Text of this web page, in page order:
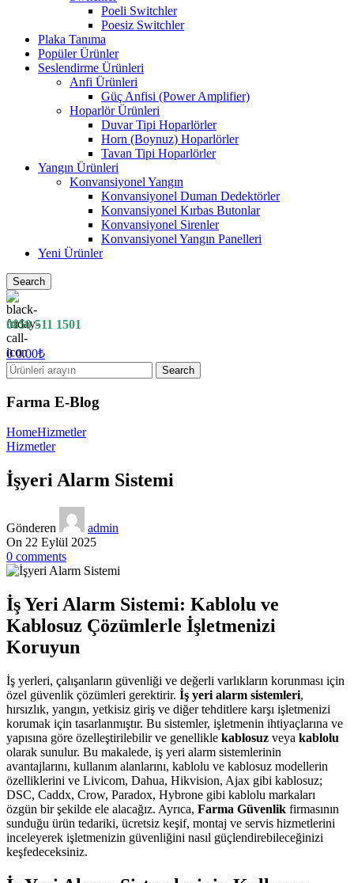
Poeli Switchler
Poesiz Switchler
Plaka Tanıma
Popüler Ürünler
Seslendirme Ürünleri
Anfi Ürünleri
Güç Anfisi (Power Amplifier)
Hoparlör Ürünleri
Duvar Tipi Hoparlörler
Horn (Boynuz) Hoparlörler
Tavan Tipi Hoparlörler
Yangın Ürünleri
Konvansiyonel Yangın
Konvansiyonel Duman Dedektörler
Konvansiyonel Kırbas Butonlar
Konvansiyonel Sirenler
Konvansiyonel Yangın Panelleri
Yeni Ürünler
Search
0850 511 1501
00.00₺
Search
Farma E-Blog
HomeHizmetler
Hizmetler
İşyeri Alarm Sistemi
Gönderen
admin
On 22 Eylül 2025
0 comments
İş Yeri Alarm Sistemi: Kablolu ve
Kablosuz Çözümlerle İşletmenizi
Koruyun
İş yerleri, çalışanların güvenliği ve değerli varlıkların korunması için
özel güvenlik çözümleri gerektirir. İş yeri alarm sistemleri,
hırsızlık, yangın, yetkisiz giriş ve diğer tehditlere karşı işletmenizi
korumak için tasarlanmıştır. Bu sistemler, işletmenin ihtiyaçlarına ve
yapısına göre özelleştirilebilir ve genellikle kablosuz veya kablolu
olarak sunulur. Bu makalede, iş yeri alarm sistemlerinin
avantajlarını, kullanım alanlarını, kablolu ve kablosuz modellerin
özelliklerini ve Livicom, Dahua, Hikvision, Ajax gibi kablosuz;
DSC, Caddx, Crow, Paradox, Hybrone gibi kablolu markaları
özgün bir şekilde ele alacağız. Ayrıca, Farma Güvenlik firmasının
sunduğu ürün tedariki, ücretsiz keşif, montaj ve servis hizmetlerini
inceleyerek işletmenizin güvenliğini nasıl güçlendirebileceğinizi
keşfedeceksiniz.